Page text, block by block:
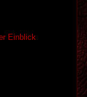
Einblick